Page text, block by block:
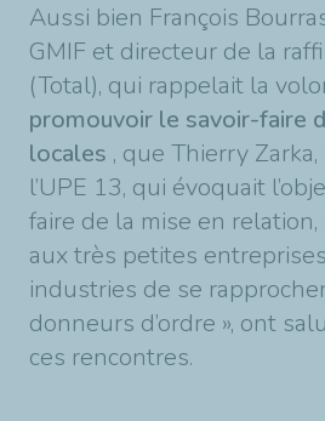
Aussi bien François
GMIF et directeur de la
(Total), qui rappelait la
promouvoir le savoir-faire
locales , que Thierry
l’UPE 13, qui évoquait
faire de la mise en
aux très petites
industries de se
donneurs d’ordre », ont
ces rencontres.